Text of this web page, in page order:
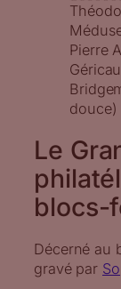
Pierre
douce)
Le
blocs-
Décerné au
gravé par